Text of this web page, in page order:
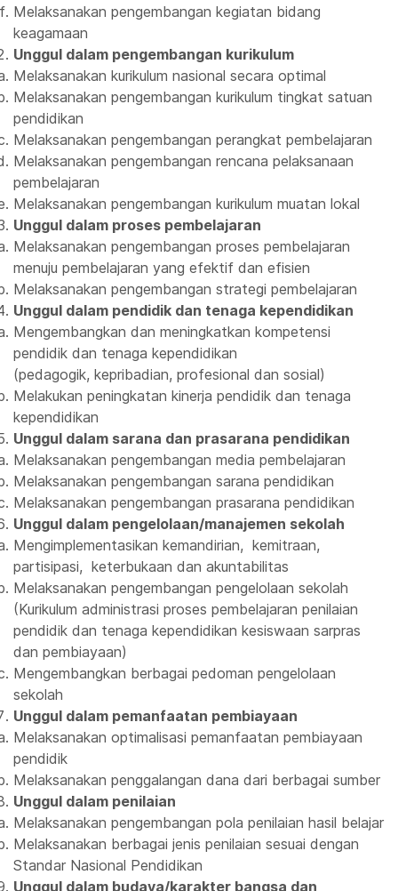
Melaksanakan pengembangan kegiatan bidang
keagamaan
Unggul dalam pengembangan kurikulum
Melaksanakan kurikulum nasional secara optimal
Melaksanakan pengembangan kurikulum tingkat satuan
pendidikan
Melaksanakan pengembangan perangkat pembelajaran
Melaksanakan pengembangan rencana pelaksanaan
pembelajaran
Melaksanakan pengembangan kurikulum muatan lokal
Unggul dalam proses pembelajaran
Melaksanakan pengembangan proses pembelajaran
menuju pembelajaran yang efektif dan efisien
Melaksanakan pengembangan strategi pembelajaran
Unggul dalam pendidik dan tenaga kependidikan
Mengembangkan dan meningkatkan kompetensi
pendidik dan tenaga kependidikan
(pedagogik, kepribadian, profesional dan sosial)
Melakukan peningkatan kinerja pendidik dan tenaga
kependidikan
Unggul dalam sarana dan prasarana pendidikan
Melaksanakan pengembangan media pembelajaran
Melaksanakan pengembangan sarana pendidikan
Melaksanakan pengembangan prasarana pendidikan
Unggul dalam pengelolaan/manajemen sekolah
Mengimplementasikan kemandirian, kemitraan,
partisipasi, keterbukaan dan akuntabilitas
Melaksanakan pengembangan pengelolaan sekolah
(Kurikulum administrasi proses pembelajaran penilaian
pendidik dan tenaga kependidikan kesiswaan sarpras
dan pembiayaan)
Mengembangkan berbagai pedoman pengelolaan
sekolah
Unggul dalam pemanfaatan pembiayaan
Melaksanakan optimalisasi pemanfaatan pembiayaan
pendidik
Melaksanakan penggalangan dana dari berbagai sumber
Unggul dalam penilaian
Melaksanakan pengembangan pola penilaian hasil belajar
Melaksanakan berbagai jenis penilaian sesuai dengan
Standar Nasional Pendidikan
Unggul dalam budaya/karakter bangsa dan